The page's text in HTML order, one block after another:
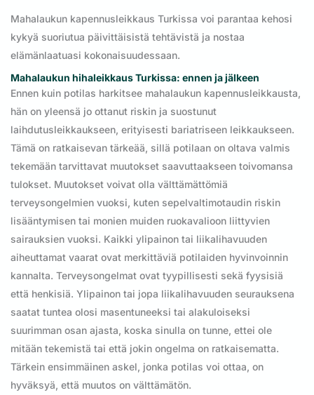
Mahalaukun kapennusleikkaus Turkissa voi parantaa kehosi
kykyä suoriutua päivittäisistä tehtävistä ja nostaa
elämänlaatuasi kokonaisuudessaan.
Mahalaukun hihaleikkaus Turkissa: ennen ja jälkeen
Ennen kuin potilas harkitsee mahalaukun kapennusleikkausta,
hän on yleensä jo ottanut riskin ja suostunut
laihdutusleikkaukseen, erityisesti bariatriseen leikkaukseen.
Tämä on ratkaisevan tärkeää, sillä potilaan on oltava valmis
tekemään tarvittavat muutokset saavuttaakseen toivomansa
tulokset. Muutokset voivat olla välttämättömiä
terveysongelmien vuoksi, kuten sepelvaltimotaudin riskin
lisääntymisen tai monien muiden ruokavalioon liittyvien
sairauksien vuoksi. Kaikki ylipainon tai liikalihavuuden
aiheuttamat vaarat ovat merkittäviä potilaiden hyvinvoinnin
kannalta. Terveysongelmat ovat tyypillisesti sekä fyysisiä
että henkisiä. Ylipainon tai jopa liikalihavuuden seurauksena
saatat tuntea olosi masentuneeksi tai alakuloiseksi
suurimman osan ajasta, koska sinulla on tunne, ettei ole
mitään tekemistä tai että jokin ongelma on ratkaisematta.
Tärkein ensimmäinen askel, jonka potilas voi ottaa, on
hyväksyä, että muutos on välttämätön.